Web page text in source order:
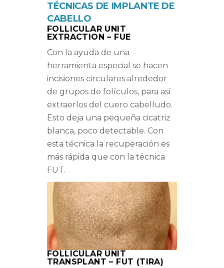
TÉCNICAS DE IMPLANTE DE
CABELLO
FOLLICULAR UNIT
EXTRACTION – FUE
Con la ayuda de una
herramienta especial se hacen
incisiones circulares alrededor
de grupos de folículos, para así
extraerlos del cuero cabelludo.
Esto deja una pequeña cicatriz
blanca, poco detectable. Con
esta técnica la recuperación es
más rápida que con la técnica
FUT.
FOLLICULAR UNIT
TRANSPLANT – FUT (TIRA)